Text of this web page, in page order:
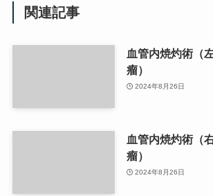
関連記事
血管内焼灼術（
瘤）
2024年8月26日
血管内焼灼術（
瘤）
2024年8月26日